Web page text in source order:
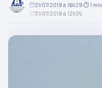
31/07/2019 à 16h29 ⏱ 1 min
31/07/2019 à 12h35